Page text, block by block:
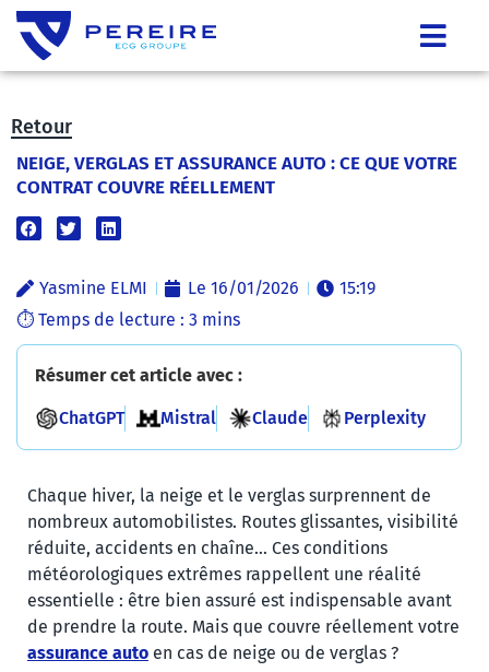
Retour
NEIGE, VERGLAS ET ASSURANCE AUTO : CE QUE VOTRE
CONTRAT COUVRE RÉELLEMENT
Yasmine ELMI Le 16/01/2026 15:19
Résumer cet article avec :
ChatGPT Mistral Claude Perplexity
Chaque hiver, la neige et le verglas surprennent de
nombreux automobilistes. Routes glissantes, visibilité
réduite, accidents en chaîne… Ces conditions
météorologiques extrêmes rappellent une réalité
essentielle : être bien assuré est indispensable avant
de prendre la route. Mais que couvre réellement votre
assurance auto en cas de neige ou de verglas ?